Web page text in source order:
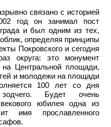
связано с историей
год он занимал пост
и был одним из тех,
определяя принципы
Покровского и сегодня
округа: это монумент
Центральной площади,
и молодежи на площади
100 лет со дня
Будет очень
юбилея одна из
имя прославленного